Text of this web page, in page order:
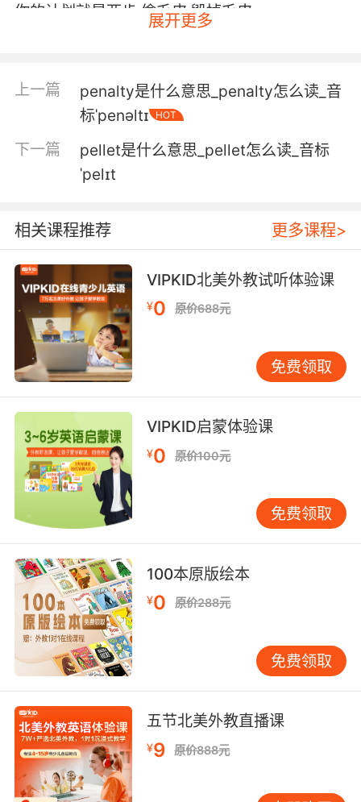
你的计划就是两步 偷毛皮 毁掉毛皮
要不是苹果太贵了 他可能就拿苹果砸你了
5. All these pelts, and nowhere to put them.
这么多毛皮 却没地方放
我用松鼠的皮毛做了个漂亮的抱枕
7. He hates the way it feels pelting his skin.
他讨厌雨落在皮肤上的感觉
8. It had sheen uh, beaver pelt, I'd say.
很有光泽 我觉得是海狸皮
9. Tomato? I'm going to pelt the supply
teachers.
番茄要吗？ 我要去砸特派老师
10. Whoever owns the pelts owns the camp.
有毛皮的人就统治整个营地
展开更多
上一篇
penalty是什么意思_penalty怎么读_音
标ˈpenəltɪ
HOT
下一篇
pellet是什么意思_pellet怎么读_音标
ˈpelɪt
相关课程推荐 更多课程>
VIPKID北美外教试听体验课
¥0 原价688元
免费领取
VIPKID启蒙体验课
¥0 原价100元
免费领取
100本原版绘本
¥0 原价288元
免费领取
五节北美外教直播课
¥9 原价888元